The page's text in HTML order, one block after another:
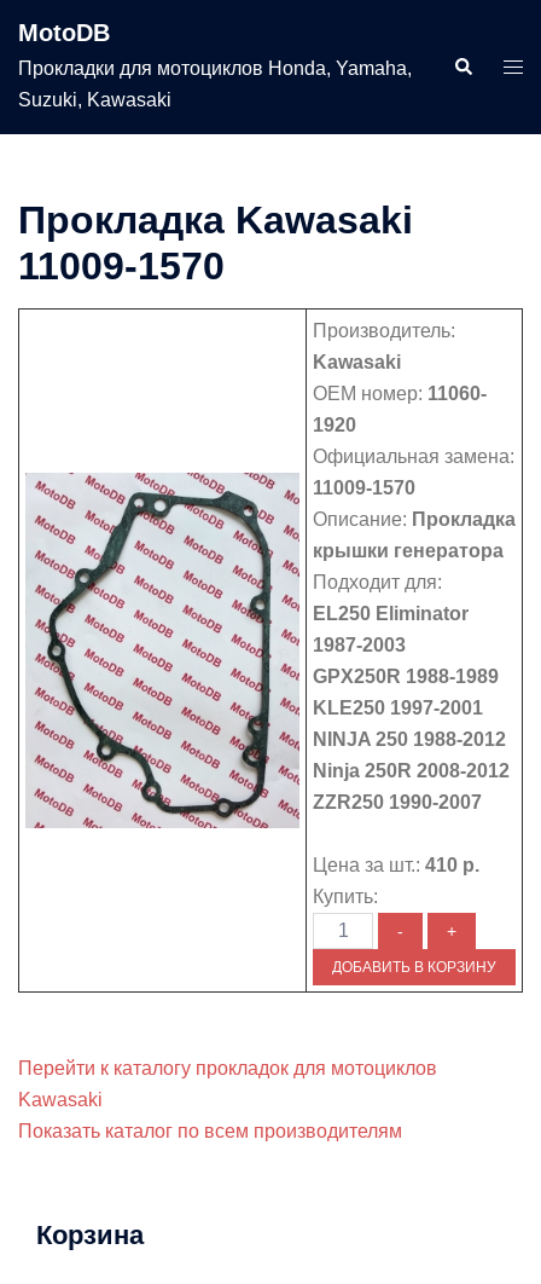
содержимому
MotoDB
Прокладки для мотоциклов Honda, Yamaha,
Suzuki, Kawasaki
Поиск
Прокладка Kawasaki
11009-1570
Производитель:
Kawasaki
OEM номер: 11060-
1920
Официальная замена:
11009-1570
Описание: Прокладка
крышки генератора
Подходит для:
EL250 Eliminator
1987-2003
GPX250R 1988-1989
KLE250 1997-2001
NINJA 250 1988-2012
Ninja 250R 2008-2012
ZZR250 1990-2007
Цена за шт.: 410 р.
Купить:
Перейти к каталогу прокладок для мотоциклов
Kawasaki
Показать каталог по всем производителям
Корзина